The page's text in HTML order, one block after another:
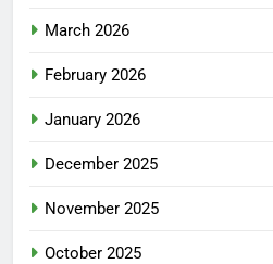
March 2026
February 2026
January 2026
December 2025
November 2025
October 2025